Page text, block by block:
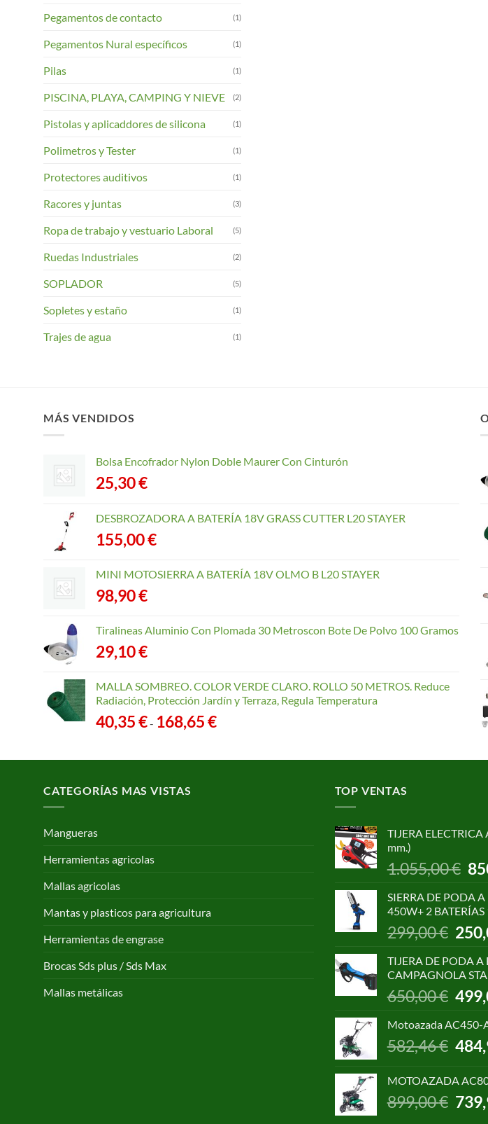
Pegamentos de contacto (1)
Pegamentos Nural específicos (1)
Pilas (1)
PISCINA, PLAYA, CAMPING Y NIEVE (2)
Pistolas y aplicaddores de silicona (1)
Polimetros y Tester (1)
Protectores auditivos (1)
Racores y juntas (3)
Ropa de trabajo y vestuario Laboral (5)
Ruedas Industriales (2)
SOPLADOR (5)
Sopletes y estaño (1)
Trajes de agua (1)
MÁS VENDIDOS
Bolsa Encofrador Nylon Doble Maurer Con Cinturón
25,30€
DESBROZADORA A BATERÍA 18V GRASS CUTTER L20 STAYER
155,00€
MINI MOTOSIERRA A BATERÍA 18V OLMO B L20 STAYER
98,90€
Tiralineas Aluminio Con Plomada 30 Metroscon Bote De Polvo 100 Gramos
29,10€
MALLA SOMBREO. COLOR VERDE CLARO. ROLLO 50 METROS. Reduce
Radiación, Protección Jardín y Terraza, Regula Temperatura
40,35€- 168,65€Rango
desde
CATEGORÍAS MAS VISTAS
Mangueras
Herramientas agricolas
Mallas agricolas
Mantas y plasticos para agricultura
Herramientas de engrase
Brocas Sds plus / Sds Max
Mallas metálicas
TOP VENTAS
TIJERA
mm.)
1.055,00€ El
era:
SIERRA DE PODA
450W+ 2 BATERÍAS
299,00€ El
precio
era:
TIJERA DE PODA A
CAMPAGNOLA
650,00€
El
precio
Motoazada AC450-
582,46€
El
precio
era:
MOTOAZADA
899,00€ El
precio